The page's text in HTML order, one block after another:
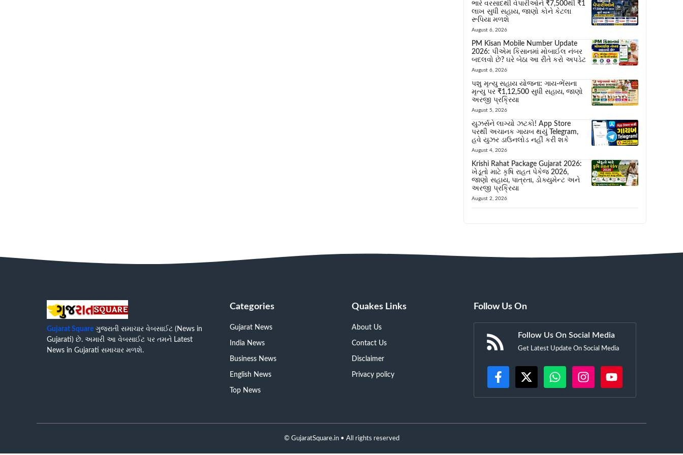
ભારે વરસાદથી વેપારીઓને ₹7,500થી ₹1
લાખ સુધી સહાય, જાણો કોને કેટલા
રૂપિયા મળશે
August 6, 2026
PM Kisan Mobile Number Update
2026: પીએમ કિસાનમાં મોબાઈલ નંબર
બદલવો છે? ઘરે બેઠા આ રીતે કરો અપડેટ
August 6, 2026
પશુ મૃત્યુ સહાય યોજના: ગાય-ભેંસના
મૃત્યુ પર ₹1,12,500 સુધી સહાય, જાણો
અરજી પ્રક્રિયા
August 5, 2026
યુઝર્સને લાગ્યો ઝટકો! App Store
પરથી અચાનક ગાયબ થયું Telegram,
હવે યુઝર ડાઉનલોડ નહીં કરી શકે
August 4, 2026
Krishi Rahat Package Gujarat 2026:
ખેડૂતો માટે કૃષિ રાહત પેકેજ 2026,
જાણો સહાય, પાત્રતા, ડોક્યુમેન્ટ અને
અરજી પ્રક્રિયા
August 2, 2026
Gujarat Square ગુજરાતી સમાચાર વેબસાઈટ (News in
Gujarati) છે. અમારી આ વેબસાઈટ પર તમને Latest
News in Gujarati સમાચાર મળશે.
Categories
Gujarat News
India News
Business News
English News
Top News
Quakes Links
About Us
Contact Us
Disclaimer
Privacy policy
Follow Us On
Follow Us On Social Media
Get Latest Update On Social Media
© GujaratSquare.in• All rights reserved